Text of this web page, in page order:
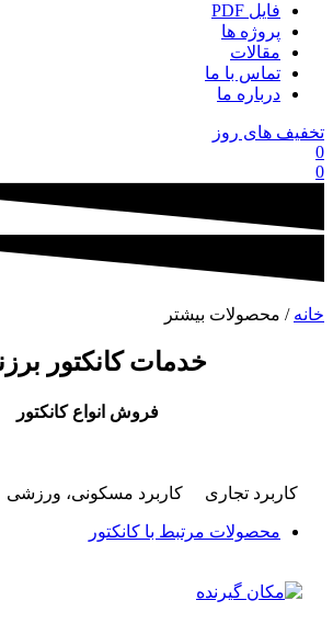
فایل PDF
پروژه ها
مقالات
تماس با ما
درباره ما
تخفیف های روز
0
0
خانه / محصولات بیشتر
خدمات کانکتور
فروش انواع کانکتور
کاربرد تجاری کاربرد مسکونی،
محصولات مرتبط با کانکتور